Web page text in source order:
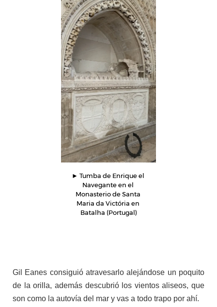
► Tumba de Enrique el
Navegante en el
Monasterio de Santa
Maria da Victória en
Batalha (Portugal)
Gil Eanes consiguió atravesarlo alejándose un poquito
de la orilla, además descubrió los vientos aliseos, que
son como la autovía del mar y vas a todo trapo por ahí.